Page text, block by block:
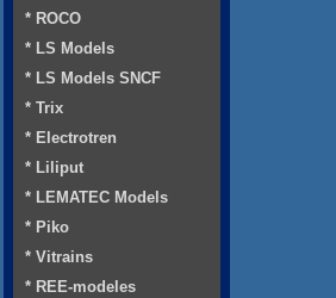
* ROCO
* LS Models
* LS Models SNCF
* Trix
* Electrotren
* Liliput
* LEMATEC Models
* Piko
* Vitrains
* REE-modeles